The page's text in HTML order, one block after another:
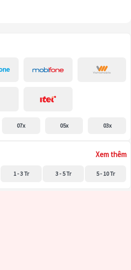
07x 05x 03x
Xem thêm
1 - 3 Tr 3 - 5 Tr 5 - 10 Tr